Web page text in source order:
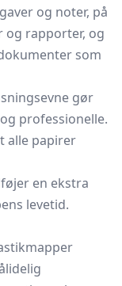
og noter, på
rapporter, og
som
gør
professionelle.
alle papirer
en ekstra
levetid.